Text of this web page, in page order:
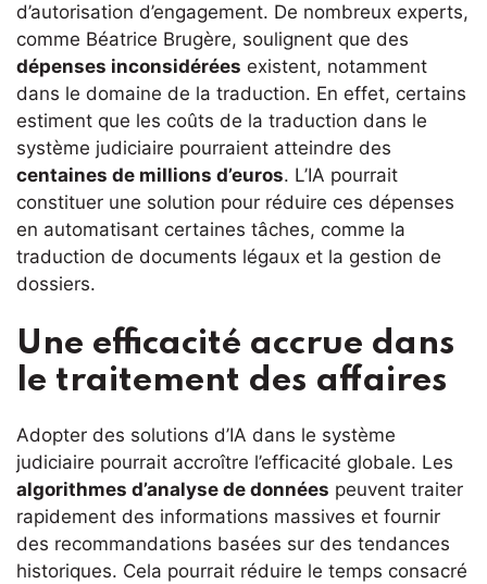
d’autorisation d’engagement. De nombreux experts,
comme Béatrice Brugère, soulignent que des
dépenses inconsidérées existent, notamment
dans le domaine de la traduction. En effet, certains
estiment que les coûts de la traduction dans le
système judiciaire pourraient atteindre des
centaines de millions d’euros. L’IA pourrait
constituer une solution pour réduire ces dépenses
en automatisant certaines tâches, comme la
traduction de documents légaux et la gestion de
dossiers.
Une efficacité accrue dans
le traitement des affaires
Adopter des solutions d’IA dans le système
judiciaire pourrait accroître l’efficacité globale. Les
algorithmes d’analyse de données peuvent traiter
rapidement des informations massives et fournir
des recommandations basées sur des tendances
historiques. Cela pourrait réduire le temps consacré